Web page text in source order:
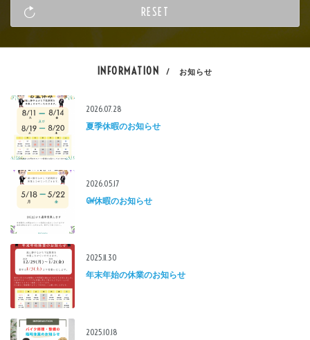
INFORMATION / お知らせ
2026.07.28
夏季休暇のお知らせ
2026.05.17
GW休暇のお知らせ
2025.11.30
年末年始の休業のお知らせ
2025.10.18